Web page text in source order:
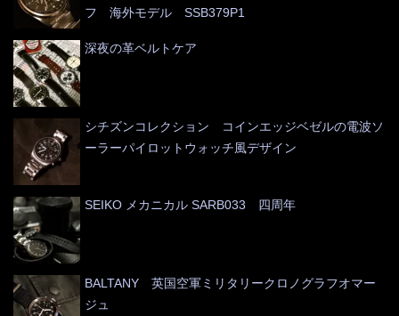
フ 海外モデル SSB379P1
深夜の革ベルトケア
シチズンコレクション コインエッジベゼルの電波ソ
ーラーパイロットウォッチ風デザイン
SEIKO メカニカル SARB033 四周年
BALTANY 英国空軍ミリタリークロノグラフオマー
ジュ